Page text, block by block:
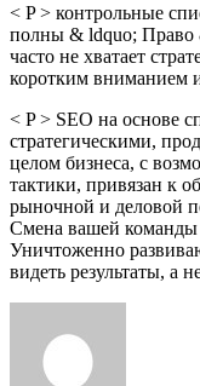
< P > контрольные
полны & ldquo; Право
часто не хватает
коротким вниманием
< P > SEO на основе
стратегическими,
целом бизнеса, с
тактики, привязан к
рыночной и деловой
Смена вашей команды
Уничтоженно
видеть результаты, а